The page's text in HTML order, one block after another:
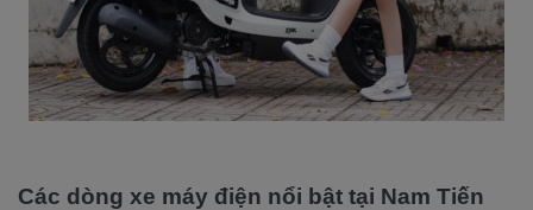
Các dòng xe máy điện nổi bật tại Nam Tiến